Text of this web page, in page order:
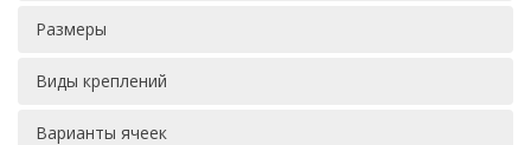
Размеры
Виды креплений
Варианты ячеек